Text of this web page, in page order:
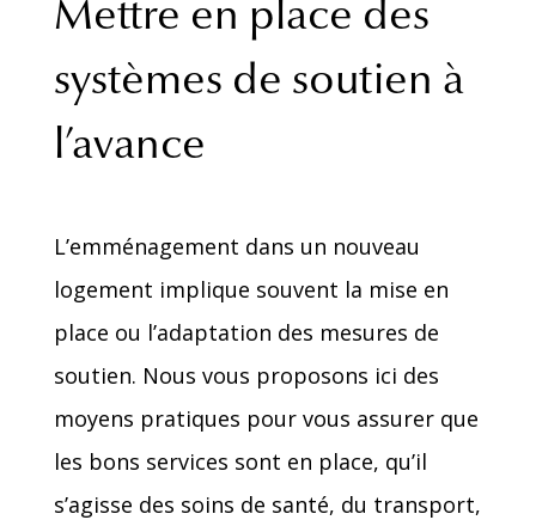
Mettre en place des
systèmes de soutien à
l’avance
L’emménagement dans un nouveau
logement implique souvent la mise en
place ou l’adaptation des mesures de
soutien. Nous vous proposons ici des
moyens pratiques pour vous assurer que
les bons services sont en place, qu’il
s’agisse des soins de santé, du transport,